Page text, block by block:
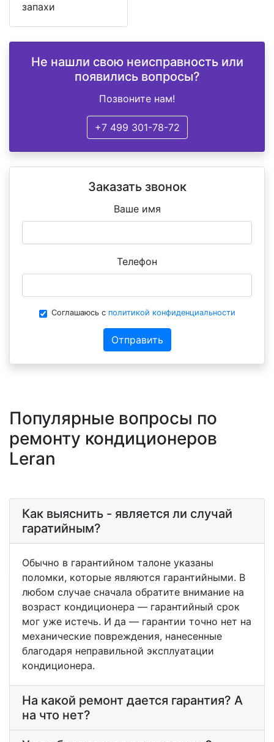
запахи
Не нашли свою неисправность или
появились вопросы?
Позвоните нам!
+7 499 301-78-72
Заказать звонок
Ваше имя
Телефон
Соглашаюсь с политикой конфиденциальности
Отправить
Популярные вопросы по
ремонту кондиционеров
Leran
Как выяснить - является ли случай
гаратийным?
Обычно в гарантийном талоне указаны
поломки, которые являются гарантийными. В
любом случае сначала обратите внимание на
возраст кондиционера — гарантийный срок
мог уже истечь. И да — гарантии точно нет на
механические повреждения, нанесенные
благодаря неправильной эксплуатации
кондиционера.
На какой ремонт дается гарантия? А
на что нет?